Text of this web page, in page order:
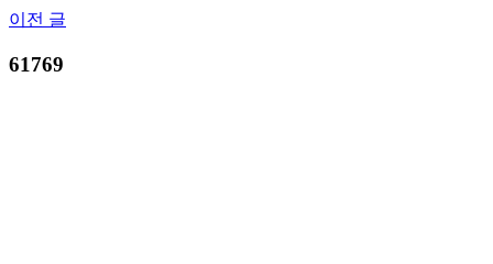
Skip
content
이전 글
61769